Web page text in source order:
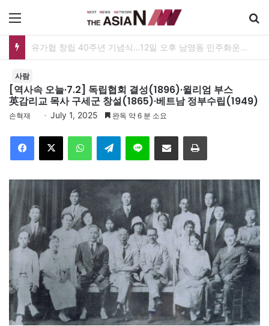
메뉴
유가협 창립 40주년 기념식…12일 오후 남영동 민주화운동기념관
사람
[역사속 오늘·7.2] 독립협회 결성(1896)·윌리엄 부스
英감리교 목사 구세군 창설(1865)·베트남 정부수립(1949)
손혁재 July 1, 2025 완독 약 6 분 소요
Facebook
X WhatsAppTelegramLine 이메일 인쇄